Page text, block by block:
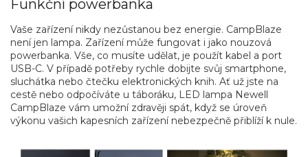
Funkční powerbanka
Vaše zařízení nikdy nezůstanou bez energie. CampBlaze
není jen lampa. Zařízení může fungovat i jako nouzová
powerbanka. Vše, co musíte udělat, je použít kabel a port
USB-C. V případě potřeby rychle dobijte svůj smartphone,
sluchátka nebo čtečku elektronických knih. Ať už jste na
cestě nebo odpočíváte u táboráku, LED lampa Newell
CampBlaze vám umožní zdravěji spát, když se úroveň
výkonu vašich kapesních zařízení nebezpečně přiblíží k nule.